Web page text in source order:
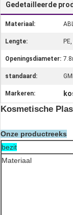
Gedetailleerde
Materiaal:
Lengte:
Openingsdiameter:
standaard:
Markeren:
Kosmetische
Onze productreeks
bezit
Materiaal